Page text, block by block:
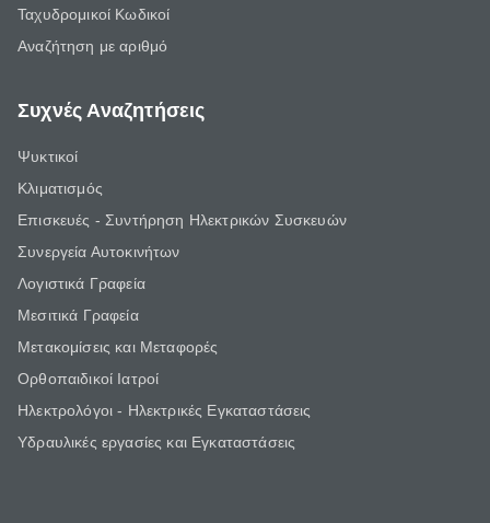
Ταχυδρομικοί Κωδικοί
Αναζήτηση με αριθμό
Συχνές Αναζητήσεις
Ψυκτικοί
Κλιματισμός
Επισκευές - Συντήρηση Ηλεκτρικών Συσκευών
Συνεργεία Αυτοκινήτων
Λογιστικά Γραφεία
Μεσιτικά Γραφεία
Μετακομίσεις και Μεταφορές
Ορθοπαιδικοί Ιατροί
Ηλεκτρολόγοι - Ηλεκτρικές Εγκαταστάσεις
Υδραυλικές εργασίες και Εγκαταστάσεις